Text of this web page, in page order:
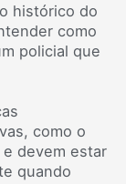
histórico do
como
policial que
como o
devem estar
quando